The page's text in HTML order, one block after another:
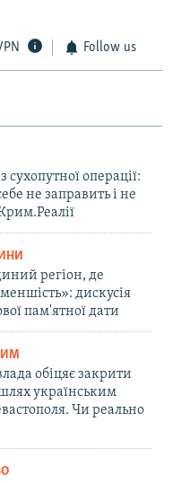
Follow us
сухопутної операції:
не заправить і не
регіон, де
дискусія
пам'ятної дати
обіцяє закрити
українським
Чи реально